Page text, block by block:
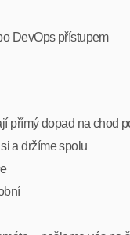
DevOps přístupem
přímý dopad na chod
a držíme spolu